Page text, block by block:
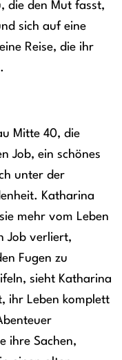
die den Mut fasst,
sich auf eine
Reise, die ihr
Mitte 40, die
Job, ein schönes
unter der
Katharina
mehr vom Leben
Job verliert,
Fugen zu
sieht Katharina
ihr Leben komplett
ihre Sachen,